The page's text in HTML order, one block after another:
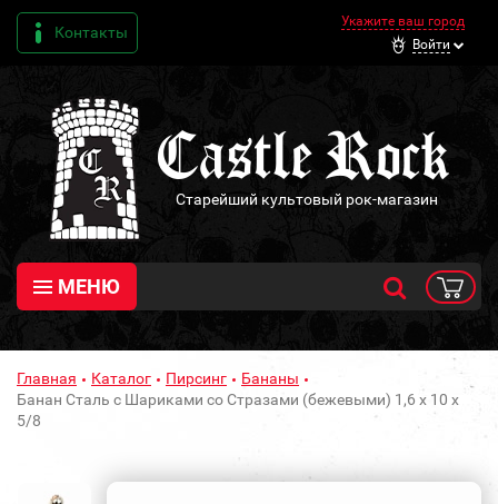
Контакты
Укажите ваш город
Войти
Старейший культовый рок-магазин
МЕНЮ
Главная Каталог Пирсинг
Бананы
Банан Сталь с Шариками со Стразами (бежевыми) 1,6 х 10 х
5/8